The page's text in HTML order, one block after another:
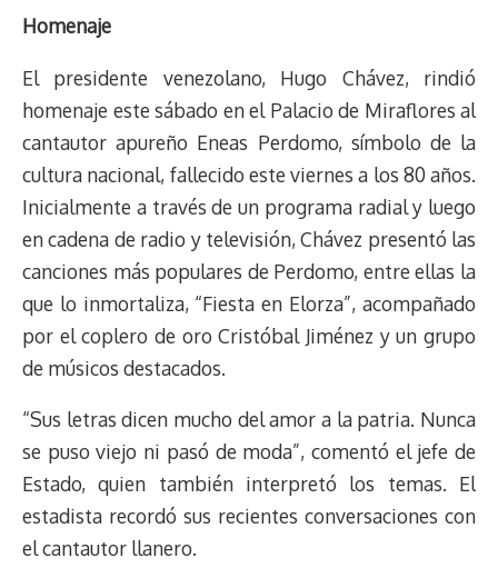
Homenaje
El presidente venezolano, Hugo Chávez, rindió
homenaje este sábado en el Palacio de Miraflores al
cantautor apureño Eneas Perdomo, símbolo de la
cultura nacional, fallecido este viernes a los 80 años.
Inicialmente a través de un programa radial y luego
en cadena de radio y televisión, Chávez presentó las
canciones más populares de Perdomo, entre ellas la
que lo inmortaliza, “Fiesta en Elorza”, acompañado
por el coplero de oro Cristóbal Jiménez y un grupo
de músicos destacados.
“Sus letras dicen mucho del amor a la patria. Nunca
se puso viejo ni pasó de moda”, comentó el jefe de
Estado, quien también interpretó los temas. El
estadista recordó sus recientes conversaciones con
el cantautor llanero.